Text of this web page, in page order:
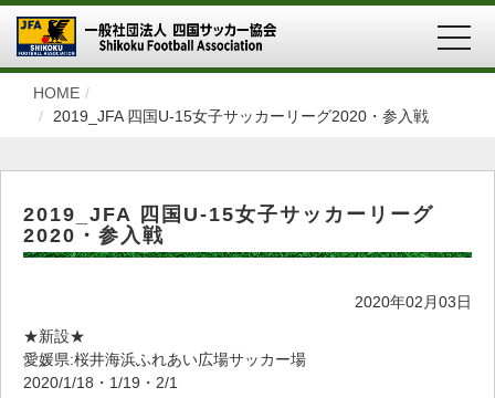
HOME
2019_JFA 四国U-15女子サッカーリーグ2020・参入戦
2019_JFA 四国U-15女子サッカーリーグ
2020・参入戦
2020年02月03日
★新設★
愛媛県:桜井海浜ふれあい広場サッカー場
2020/1/18・1/19・2/1